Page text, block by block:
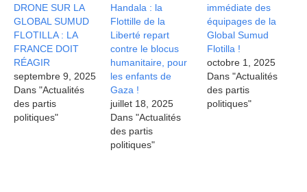
DRONE SUR LA
GLOBAL SUMUD
FLOTILLA : LA
FRANCE DOIT
RÉAGIR
septembre 9, 2025
Dans "Actualités
des partis
politiques"
Handala : la
Flottille de la
Liberté repart
contre le blocus
humanitaire, pour
les enfants de
Gaza !
juillet 18, 2025
Dans "Actualités
des partis
politiques"
immédiate des
équipages de la
Global Sumud
Flotilla !
octobre 1, 2025
Dans "Actualités
des partis
politiques"